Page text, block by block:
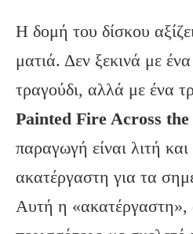
Η δομή του δίσκου
ματιά. Δεν ξεκινά με
τραγούδι, αλλά με ένα
Painted Fire Across
παραγωγή είναι λιτή και
ακατέργαστη για τα
Αυτή η «ακατέργαστη»,